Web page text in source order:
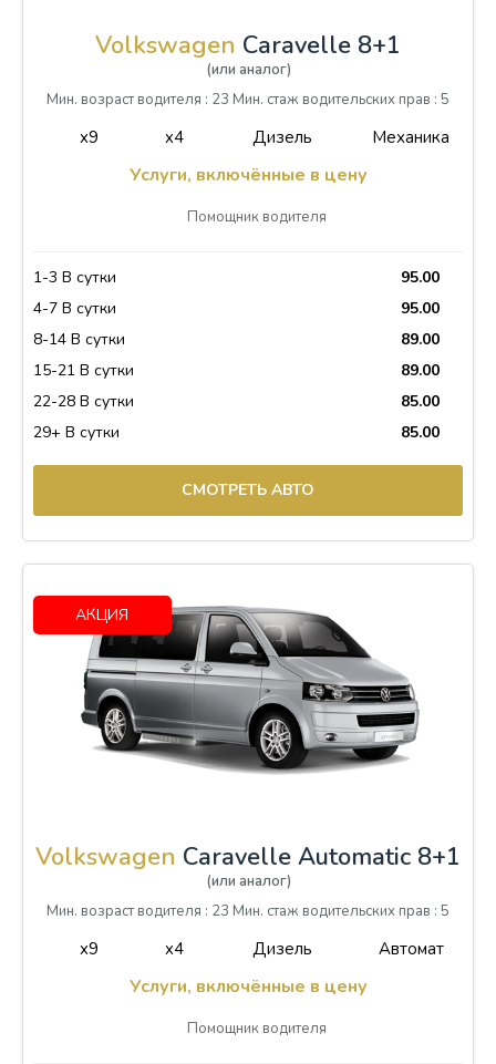
Volkswagen Caravelle 8+1
(или аналог)
Мин. возраст водителя : 23 Мин. стаж водительских прав : 5
x9 x4 Дизель Механика
Услуги, включённые в цену
Помощник водителя
1-3 В сутки
95.00
4-7 В сутки
95.00
8-14 В сутки
89.00
15-21 В сутки
89.00
22-28 В сутки
85.00
29+ В сутки
85.00
СМОТРЕТЬ АВТО
АКЦИЯ
Volkswagen Caravelle Automatic 8+1
(или аналог)
Мин. возраст водителя : 23 Мин. стаж водительских прав : 5
x9 x4 Дизель Автомат
Услуги, включённые в цену
Помощник водителя